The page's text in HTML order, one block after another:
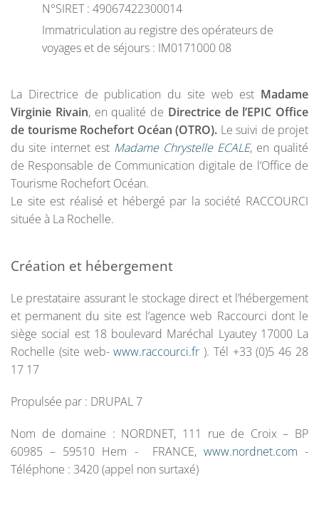
N°SIRET : 49067422300014
Immatriculation au registre des opérateurs de
voyages et de séjours : IM0171000 08
La Directrice de publication du site web est Madame
Virginie Rivain, en qualité de Directrice de l’EPIC Office
de tourisme Rochefort Océan (OTRO). Le suivi de projet
du site internet est Madame Chrystelle ECALE, en qualité
de Responsable de Communication digitale de l’Office de
Tourisme Rochefort Océan.
Le site est réalisé et hébergé par la société RACCOURCI
située à La Rochelle.
Création et hébergement
Le prestataire assurant le stockage direct et l’hébergement
et permanent du site est l’agence web Raccourci dont le
siège social est 18 boulevard Maréchal Lyautey 17000 La
Rochelle (site web-www.raccourci.fr ). Tél +33 (0)5 46 28
17 17
Propulsée par : DRUPAL 7
Nom de domaine : NORDNET, 111 rue de Croix – BP
60985 – 59510 Hem - FRANCE, www.nordnet.com -
Téléphone : 3420 (appel non surtaxé)